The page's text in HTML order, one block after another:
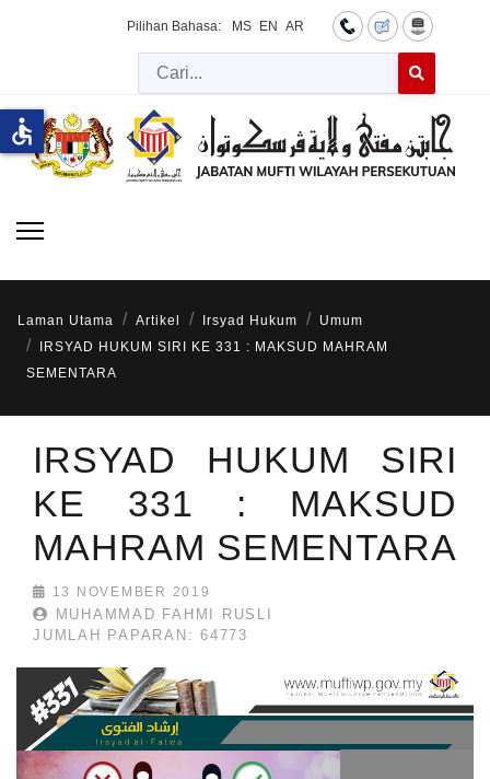
Pilihan Bahasa: MS EN AR
Cari
Laman Utama Artikel Irsyad Hukum
Umum
IRSYAD HUKUM SIRI KE 331 : MAKSUD MAHRAM
SEMENTARA
IRSYAD HUKUM SIRI
KE 331 : MAKSUD
MAHRAM SEMENTARA
13 NOVEMBER 2019
MUHAMMAD FAHMI RUSLI
JUMLAH PAPARAN: 64773
accessible